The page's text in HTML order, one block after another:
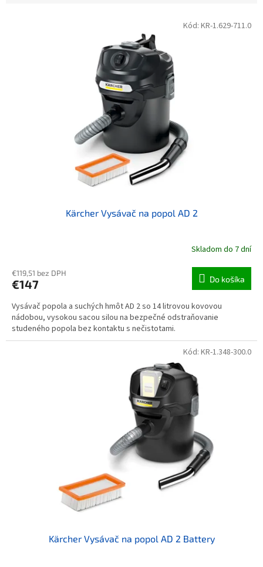
Kärcher Vysávač na popol AD 2
Skladom do 7 dní
€119,51 bez DPH
€147 Do košíka
Vysávač popola a suchých hmôt AD 2 so 14 litrovou kovovou
nádobou, vysokou sacou silou na bezpečné odstraňovanie
studeného popola bez kontaktu s nečistotami.
Kód: KR-1.629-711.0
Kärcher Vysávač na popol AD 2 Battery
Kód: KR-1.348-300.0